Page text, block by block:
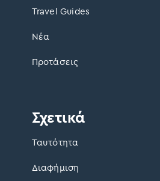
Σχετικά
Ταυτότητα
Διαφήμιση
Travel Guides
Νέα
Προτάσεις